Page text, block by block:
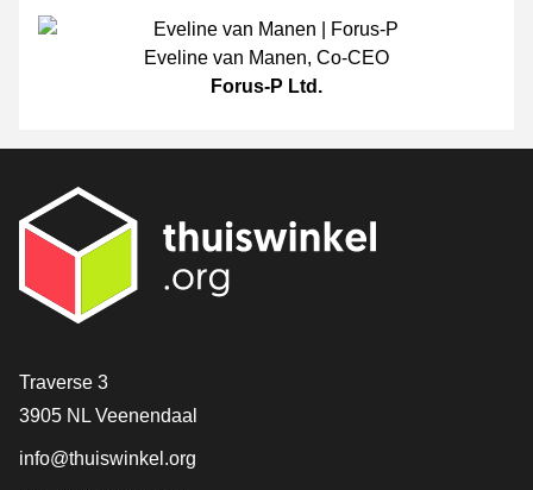
Eveline van Manen, Co-CEO
Forus-P Ltd.
[_General:Contact]
Traverse 3
3905 NL Veenendaal
info@thuiswinkel.org